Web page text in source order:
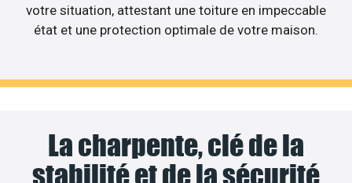
votre situation, attestant une toiture en impeccable
état et une protection optimale de votre maison.
La charpente, clé de la
stabilité et de la sécurité